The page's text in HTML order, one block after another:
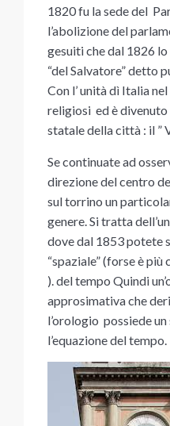
1820 fu la sede del
l’abolizione del
gesuiti che dal 1826
“del Salvatore” detto
Con l’ unità dì Italia
religiosi ed è
statale della città : il ”
Se continuate ad
direzione del centro
sul torrino un
genere. Si tratta
dove dal 1853 potete
“spaziale” (forse è
). del tempo Quindi
approsimativa che
l’orologio possiede
l’equazione del tempo.